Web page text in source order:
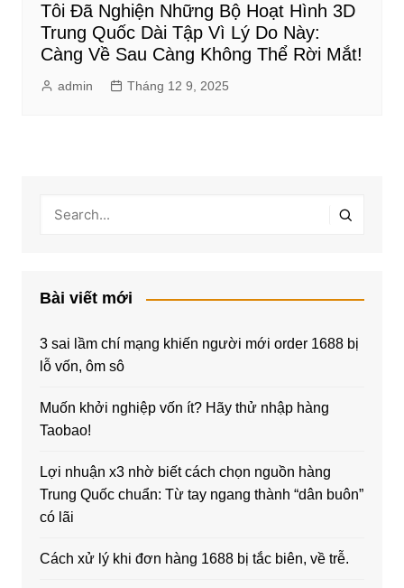
Tôi Đã Nghiện Những Bộ Hoạt Hình 3D
Trung Quốc Dài Tập Vì Lý Do Này:
Càng Về Sau Càng Không Thể Rời Mắt!
admin Tháng 12 9, 2025
Bài viết mới
3 sai lầm chí mạng khiến người mới order 1688 bị
lỗ vốn, ôm sô
Muốn khởi nghiệp vốn ít? Hãy thử nhập hàng
Taobao!
Lợi nhuận x3 nhờ biết cách chọn nguồn hàng
Trung Quốc chuẩn: Từ tay ngang thành “dân buôn”
có lãi
Cách xử lý khi đơn hàng 1688 bị tắc biên, về trễ.